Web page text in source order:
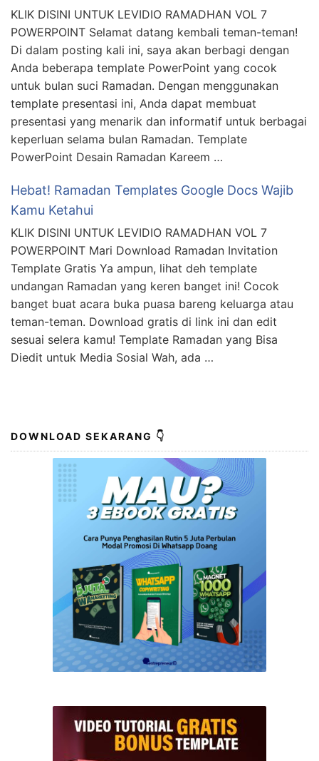
KLIK DISINI UNTUK LEVIDIO RAMADHAN VOL 7
POWERPOINT Selamat datang kembali teman-teman!
Di dalam posting kali ini, saya akan berbagi dengan
Anda beberapa template PowerPoint yang cocok
untuk bulan suci Ramadan. Dengan menggunakan
template presentasi ini, Anda dapat membuat
presentasi yang menarik dan informatif untuk berbagai
keperluan selama bulan Ramadan. Template
PowerPoint Desain Ramadan Kareem …
Hebat! Ramadan Templates Google Docs Wajib
Kamu Ketahui
KLIK DISINI UNTUK LEVIDIO RAMADHAN VOL 7
POWERPOINT Mari Download Ramadan Invitation
Template Gratis Ya ampun, lihat deh template
undangan Ramadan yang keren banget ini! Cocok
banget buat acara buka puasa bareng keluarga atau
teman-teman. Download gratis di link ini dan edit
sesuai selera kamu! Template Ramadan yang Bisa
Diedit untuk Media Sosial Wah, ada …
DOWNLOAD SEKARANG 👇